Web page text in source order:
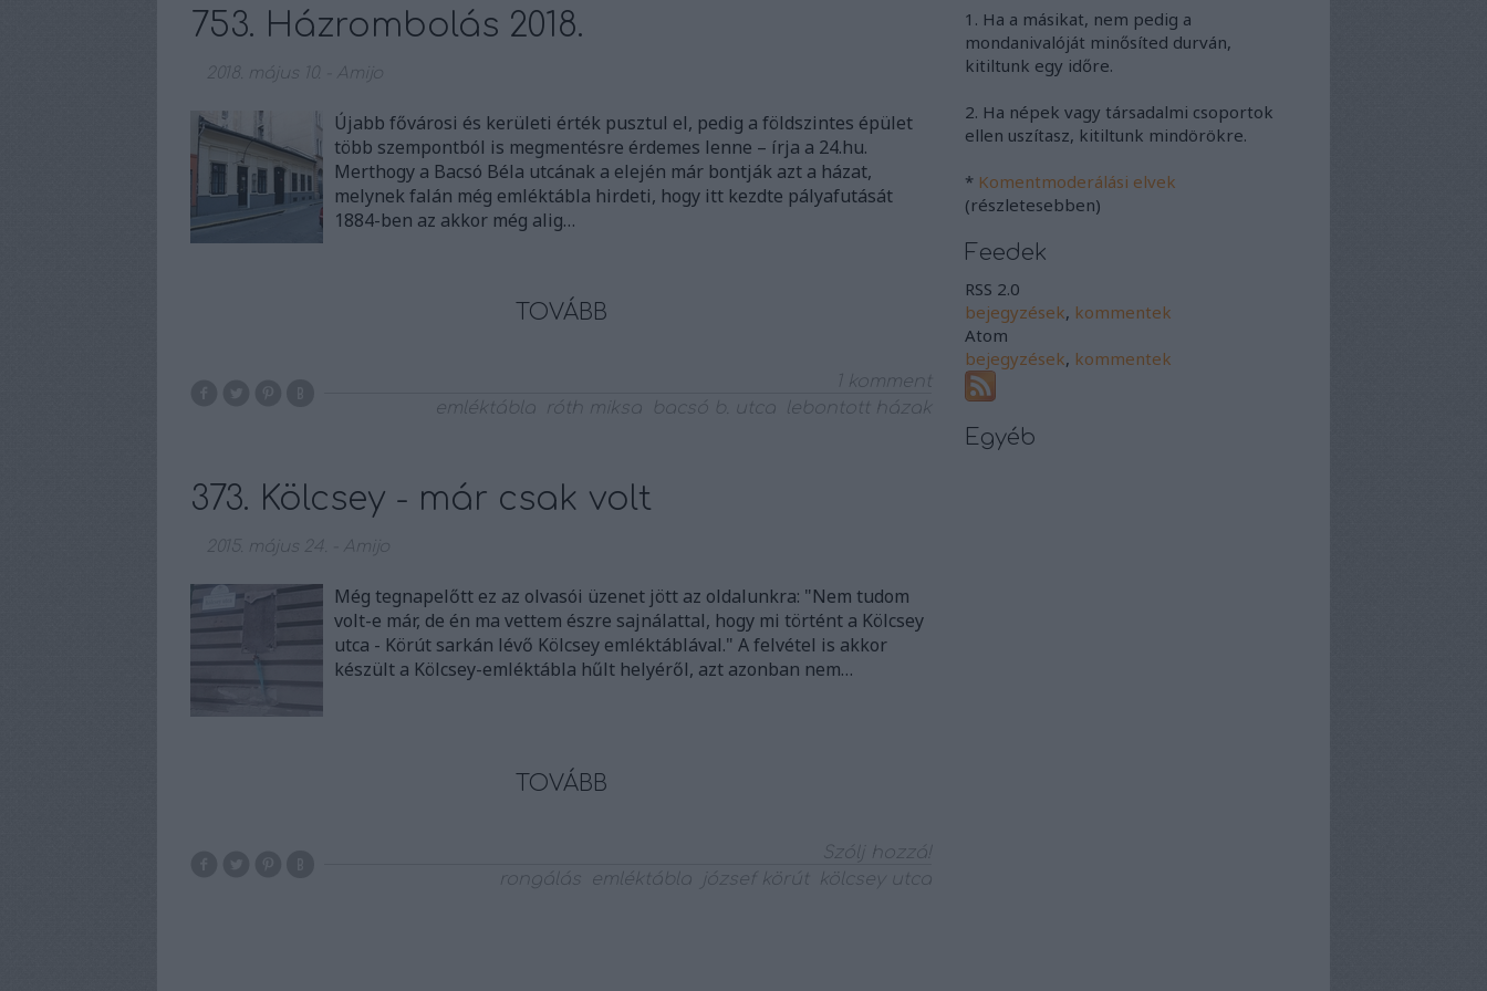
753. Házrombolás 2018.
2018. május 10. Amijo
Újabb fővárosi és kerületi érték pusztul el, pedig a földszintes épület
több szempontból is megmentésre érdemes lenne – írja a 24.hu.
Merthogy a Bacsó Béla utcának a elején már bontják azt a házat,
melynek falán még emléktábla hirdeti, hogy itt kezdte pályafutását
1884-ben az akkor még alig…
TOVÁBB
komment
emléktábla
róth miksa bacsó b. utca lebontott házak
373. Kölcsey - már csak volt
2015. május 24. Amijo
Még tegnapelőtt ez az olvasói üzenet jött az oldalunkra: "Nem tudom
volt-e már, de én ma vettem észre sajnálattal, hogy mi történt a Kölcsey
utca - Körút sarkán lévő Kölcsey emléktáblával." A felvétel is akkor
készült a Kölcsey-emléktábla hűlt helyéről, azt azonban nem…
TOVÁBB
Szólj hozzá!
rongálás
emléktábla józsef körút kölcsey utca
1. Ha a másikat, nem pedig a
mondanivalóját minősíted durván,
kitiltunk egy időre.
2. Ha népek vagy társadalmi csoportok
ellen uszítasz, kitiltunk mindörökre.
* Komentmoderálási elvek
(részletesebben)
Feedek
RSS 2.0
bejegyzések, kommentek
Atom
bejegyzések, kommentek
Egyéb